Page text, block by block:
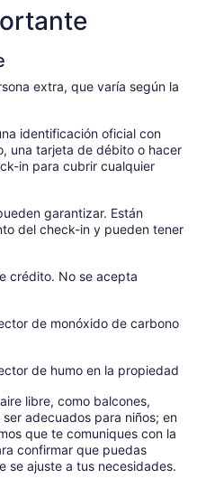
extra, que varía según la
identificación oficial con
una tarjeta de débito o hacer
in para cubrir cualquier
garantizar. Están
del check-in y pueden tener
crédito. No se acepta
de monóxido de carbono
de humo en la propiedad
libre, como balcones,
adecuados para niños; en
que te comuniques con la
confirmar que puedas
se ajuste a tus necesidades.